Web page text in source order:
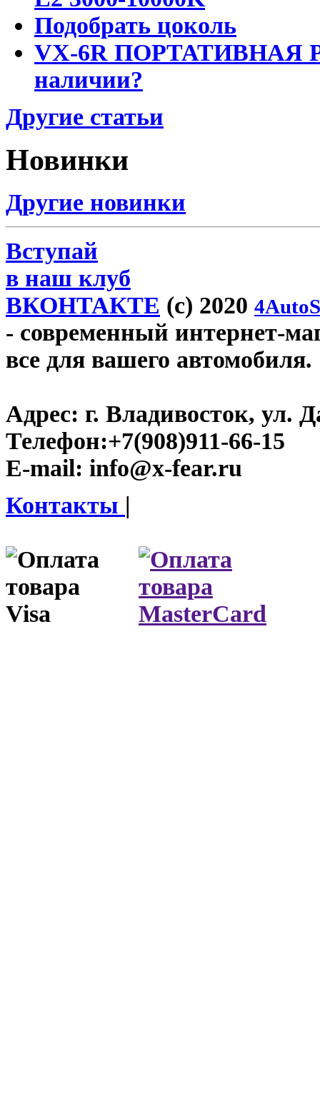
Подобрать цоколь
VX-6R ПОРТАТИВНАЯ
наличии?
Другие статьи
Новинки
Другие новинки
Вступай
в наш клуб
ВКОНТАКТЕ (c) 2020
- современный интернет-
все для вашего автомобиля.
Адрес: г. Владивосток, ул.
Телефон:+7(908)911-66-15
E-mail: info@x-fear.ru
Контакты |